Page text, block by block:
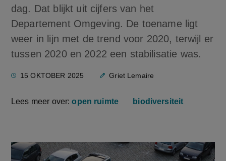
dag. Dat blijkt uit cijfers van het
Departement Omgeving. De toename ligt
weer in lijn met de trend voor 2020, terwijl er
tussen 2020 en 2022 een stabilisatie was.
15 OKTOBER 2025 Griet Lemaire
Lees meer over:open ruimte biodiversiteit